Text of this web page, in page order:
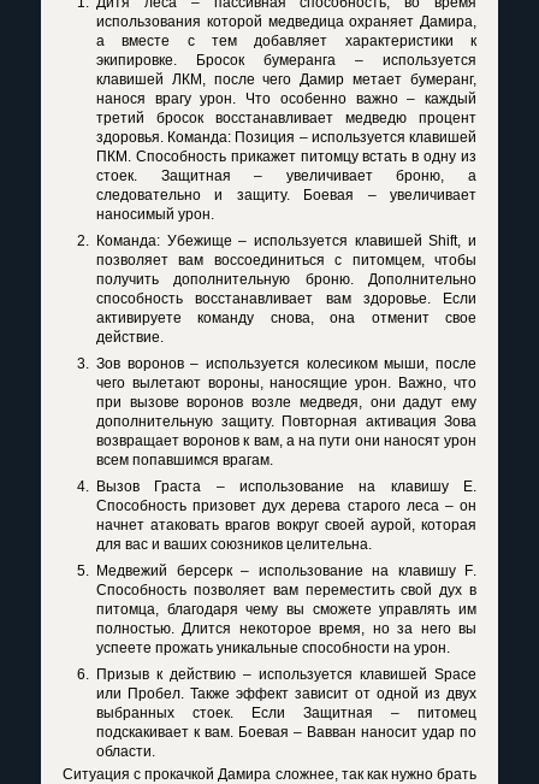
использования которой медведица охраняет Дамира,
а вместе с тем добавляет характеристики к
экипировке. Бросок бумеранга – используется
клавишей ЛКМ, после чего Дамир метает бумеранг,
нанося врагу урон. Что особенно важно – каждый
третий бросок восстанавливает медведю процент
здоровья. Команда: Позиция – используется клавишей
ПКМ. Способность прикажет питомцу встать в одну из
стоек. Защитная – увеличивает броню, а
следовательно и защиту. Боевая – увеличивает
наносимый урон.
Команда: Убежище – используется клавишейShift, и
позволяет вам воссоединиться с питомцем, чтобы
получить дополнительную броню. Дополнительно
способность восстанавливает вам здоровье. Если
активируете команду снова, она отменит свое
действие.
Зов воронов – используется колесиком мыши, после
чего вылетают вороны, наносящие урон. Важно, что
при вызове воронов возле медведя, они дадут ему
дополнительную защиту. Повторная активация Зова
возвращает воронов к вам, а на пути они наносят урон
всем попавшимся врагам.
Вызов Граста – использование на клавишу
E.
Способность призовет дух дерева старого леса – он
начнет атаковать врагов вокруг своей аурой, которая
для вас и ваших союзников целительна.
Медвежий берсерк – использование на клавишу
F.
Способность позволяет вам переместить свой дух в
питомца, благодаря чему вы сможете управлять им
полностью. Длится некоторое время, но за него вы
успеете прожать уникальные способности на урон.
Призыв к действию – используется клавишей Space
или Пробел. Также эффект зависит от одной из двух
выбранных стоек. Если Защитная – питомец
подскакивает к вам. Боевая – Вавван наносит удар по
области.
Ситуация с прокачкой Дамира сложнее, так как нужно брать